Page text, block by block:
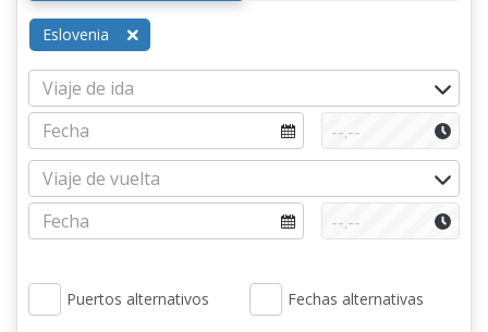
Eslovenia
Puertos alternativos Fechas alternativas